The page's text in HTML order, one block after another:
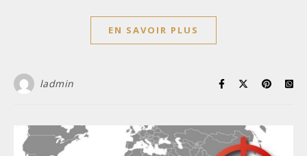
EN SAVOIR PLUS
ladmin